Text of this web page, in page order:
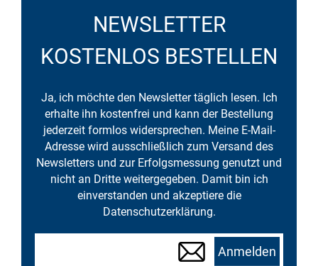
NEWSLETTER
KOSTENLOS BESTELLEN
Ja, ich möchte den Newsletter täglich lesen. Ich
erhalte ihn kostenfrei und kann der Bestellung
jederzeit formlos widersprechen. Meine E-Mail-
Adresse wird ausschließlich zum Versand des
Newsletters und zur Erfolgsmessung genutzt und
nicht an Dritte weitergegeben. Damit bin ich
einverstanden und akzeptiere die
Datenschutzerklärung.
Anmelden